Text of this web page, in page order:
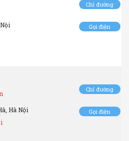
Chỉ đường
Gọi điện
Hà Nội
Chỉ đường
Gọi điện